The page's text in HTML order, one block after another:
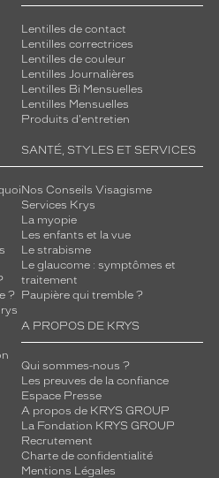
Lentilles de contact
Lentilles correctrices
Lentilles de couleur
Lentilles Journalières
Lentilles Bi Mensuelles
Lentilles Mensuelles
Produits d'entretien
?
SANTÉ, STYLES ET SERVICES
Nos Conseils Visagisme
Services Krys
La myopie
Les enfants et la vue
Le strabisme
Le glaucome : symptômes et
traitement
Paupière qui tremble ?
A PROPOS DE KRYS
Qui sommes-nous ?
Les preuves de la confiance
Espace Presse
A propos de KRYS GROUP
La Fondation KRYS GROUP
Recrutement
Charte de confidentialité
Mentions Légales